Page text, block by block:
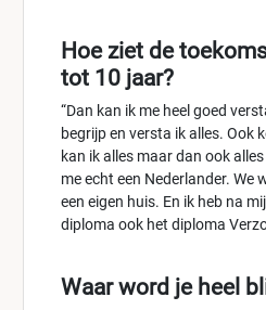
Hoe ziet de
tot 10 jaar?
“Dan kan ik me heel goed
begrijp en versta ik alles. Ook
kan ik alles maar dan ook
me echt een Nederlander. We
een eigen huis. En ik heb na
diploma ook het diploma
Waar word je heel